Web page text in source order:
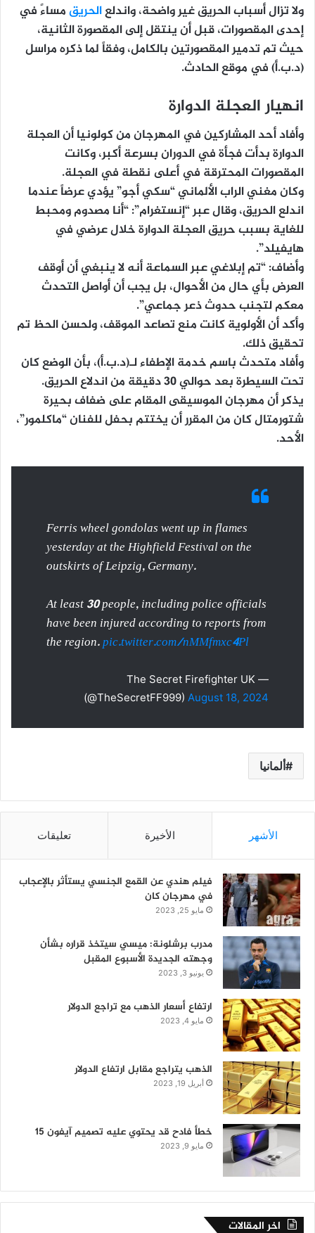
ولا تزال أسباب الحريق غير واضحة، واندلعالحريقمساءً في
إحدى المقصورات، قبل أن ينتقل إلى المقصورة الثانية،
حيث تم تدمير المقصورتين بالكامل، وفقاً لما ذكره مراسل
(د.ب.أ) في موقع الحادث.
انهيار العجلة الدوارة
وأفاد أحد المشاركين في المهرجان من كولونيا أن العجلة
الدوارة بدأت فجأة في الدوران بسرعة أكبر، وكانت
المقصورات المحترقة في أعلى نقطة في العجلة.
وكان مغني الراب الألماني “سكي أجو” يؤدي عرضاً عندما
اندلع الحريق، وقال عبر “إنستغرام”: “أنا مصدوم ومحبط
للغاية بسبب حريق العجلة الدوارة خلال عرضي في
هايفيلد”.
وأضاف: “تم إبلاغي عبر السماعة أنه لا ينبغي أن أوقف
العرض بأي حال من الأحوال، بل يجب أن أواصل التحدث
معكم لتجنب حدوث ذعر جماعي”.
وأكد أن الأولوية كانت منع تصاعد الموقف، ولحسن الحظ تم
تحقيق ذلك.
وأفاد متحدث باسم خدمة الإطفاء لـ(د.ب.أ)، بأن الوضع كان
تحت السيطرة بعد حوالي 30 دقيقة من اندلاع الحريق.
يذكر أن مهرجان الموسيقى المقام على ضفاف بحيرة
شتورمتال كان من المقرر أن يختتم بحفل للفنان “ماكلمور”،
الأحد.
Ferris wheel gondolas went up in flames
yesterday at the Highfield Festival on the
outskirts of Leipzig, Germany.
At least 30 people, including police officials
have been injured according to reports from
the region.pic.twitter.com/nMMfmxc4Pl
— The Secret Firefighter UK
(@TheSecretFF999) August 18, 2024
ألمانيا
الأشهر الأخيرة تعليقات
فيلم هندي عن القمع الجنسي يستأثر بالإعجاب
في مهرجان كان
مايو 25, 2023
مدرب برشلونة: ميسي سيتخذ قراره بشأن
وجهته الجديدة الأسبوع المقبل
يونيو 3, 2023
ارتفاع أسعار الذهب مع تراجع الدولار
مايو 4, 2023
الذهب يتراجع مقابل ارتفاع الدولار
أبريل 19, 2023
خطأ فادح قد يحتوي عليه تصميم آيفون 15
مايو 9, 2023
اخر المقالات